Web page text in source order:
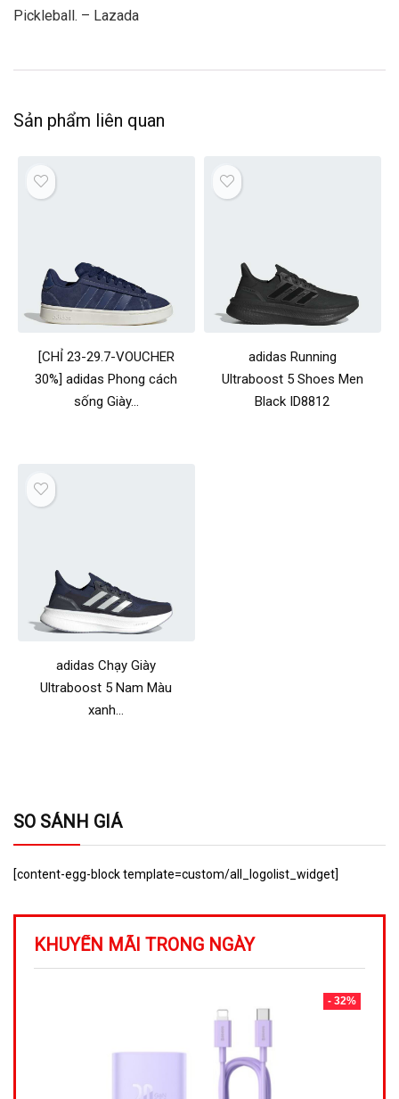
Pickleball. – Lazada
Sản phẩm liên quan
[CHỈ 23-29.7-VOUCHER
30%] adidas Phong cách
sống Giày…
adidas Running
Ultraboost 5 Shoes Men
Black ID8812
adidas Chạy Giày
Ultraboost 5 Nam Màu
xanh…
SO SÁNH GIÁ
[content-egg-block template=custom/all_logolist_widget]
KHUYẾN MÃI TRONG NGÀY
- 32%